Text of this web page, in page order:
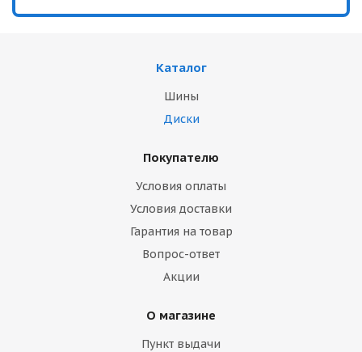
Каталог
Шины
Диски
Покупателю
Условия оплаты
Условия доставки
Гарантия на товар
Вопрос-ответ
Акции
О магазине
Пункт выдачи